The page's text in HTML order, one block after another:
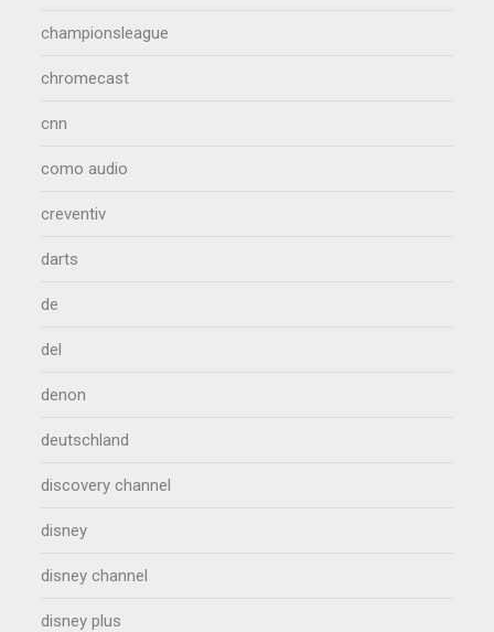
championsleague
chromecast
cnn
como audio
creventiv
darts
de
del
denon
deutschland
discovery channel
disney
disney channel
disney plus